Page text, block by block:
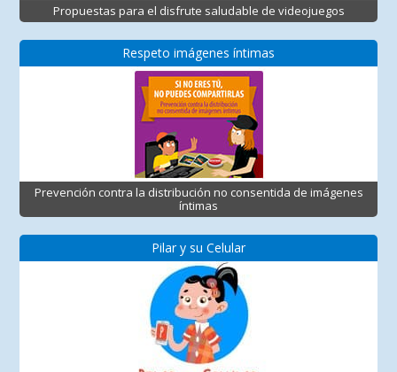
Propuestas para el disfrute saludable de videojuegos
Respeto imágenes íntimas
Prevención contra la distribución no consentida de imágenes
íntimas
Pilar y su Celular